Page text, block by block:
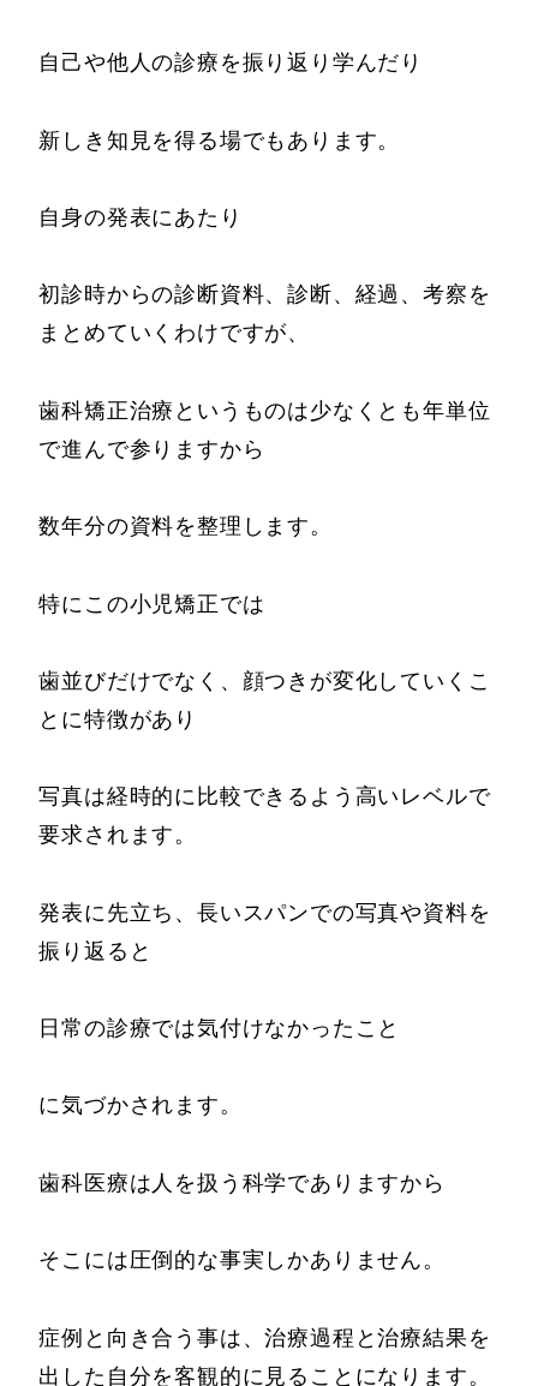
自己や他人の診療を振り返り学んだり
新しき知見を得る場でもあります。
自身の発表にあたり
初診時からの診断資料、診断、経過、考察を
まとめていくわけですが、
歯科矯正治療というものは少なくとも年単位
で進んで参りますから
数年分の資料を整理します。
特にこの小児矯正では
歯並びだけでなく、顔つきが変化していくこ
とに特徴があり
写真は経時的に比較できるよう高いレベルで
要求されます。
発表に先立ち、長いスパンでの写真や資料を
振り返ると
日常の診療では気付けなかったこと
に気づかされます。
歯科医療は人を扱う科学でありますから
そこには圧倒的な事実しかありません。
症例と向き合う事は、治療過程と治療結果を
出した自分を客観的に見ることになります。